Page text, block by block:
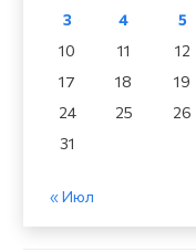
3
4 5
10
11 12
17
18 19
24
25 26
31
« Июл